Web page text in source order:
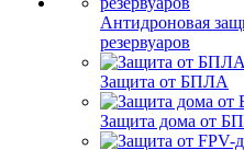
Антидроновая
резервуаров
Защита от БПЛА
Защита дома от